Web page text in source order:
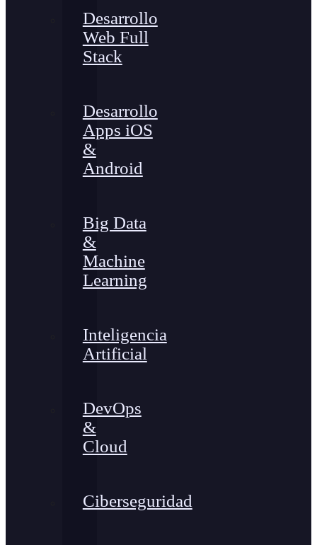
Desarrollo
Web Full
Stack
Desarrollo
Apps iOS
&
Android
Big Data
&
Machine
Learning
Inteligencia
Artificial
DevOps
&
Cloud
Ciberseguridad